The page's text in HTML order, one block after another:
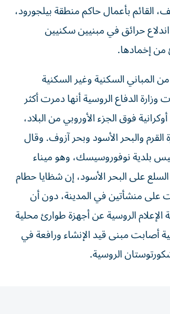
القائم بأعمال ‌حاكم منطقة بيلجورود،
حرائق في مبنيين سكنيين
إخمادها.
المباني السكنية وغير السكنية
الدفاع الروسية أنها دمرت ‌أكثر
أوكرانية فوق الجزء الأوروبي من البلاد،
والبحر الأسود وبحر آزوف. وقال
بلدية ‌نوفوروسيسك، وهو ميناء
على البحر الأسود، إن شظايا حطام
‌منشأتين في ‌المدينة، دون ⁠أن
‌الروسية عن أجهزة طوارئ محلية
أصابت ⁠مبنى قيد الإنشاء ورافعة في
الروسية.